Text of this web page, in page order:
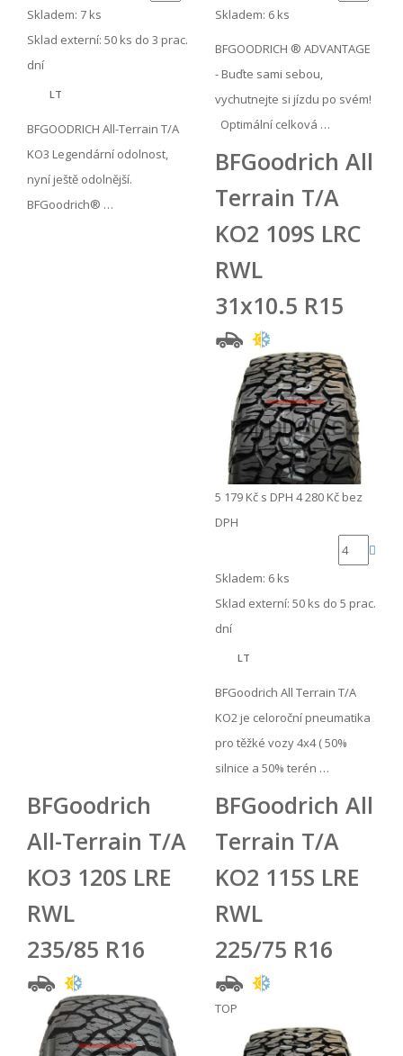
Skladem: 7 ks
Sklad externí: 50 ks do 3 prac.
dní
LT
BFGOODRICH All-Terrain T/A
KO3 Legendární odolnost,
nyní ještě odolnější.
BFGoodrich® …
Skladem: 6 ks
BFGOODRICH ® ADVANTAGE
- Buďte sami sebou,
vychutnejte si jízdu po svém!
Optimální celková …
BFGoodrich All
Terrain T/A
KO2 109S LRC
RWL
31x10.5 R15
5 179 Kč s DPH 4 280 Kč bez
DPH
Skladem: 6 ks
Sklad externí: 50 ks do 5 prac.
dní
LT
BFGoodrich All Terrain T/A
KO2 je celoroční pneumatika
pro těžké vozy 4x4 ( 50%
silnice a 50% terén …
BFGoodrich
All-Terrain T/A
KO3 120S LRE
RWL
235/85 R16
BFGoodrich All
Terrain T/A
KO2 115S LRE
RWL
225/75 R16
TOP